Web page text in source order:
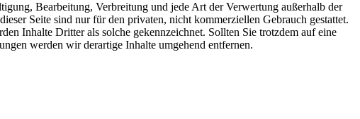
Bearbeitung, Verbreitung und jede Art der Verwertung außerhalb der
Seite sind nur für den privaten, nicht kommerziellen Gebrauch gestattet.
Inhalte Dritter als solche gekennzeichnet. Sollten Sie trotzdem auf eine
werden wir derartige Inhalte umgehend entfernen.